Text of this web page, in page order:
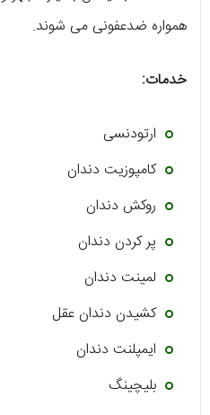
همواره ضدعفونی می شوند.
خدمات:
ارتودنسی
کامپوزیت دندان
روکش دندان
پر کردن دندان
لمینت دندان
کشیدن دندان عقل
ایمپلنت دندان
بلیچینگ